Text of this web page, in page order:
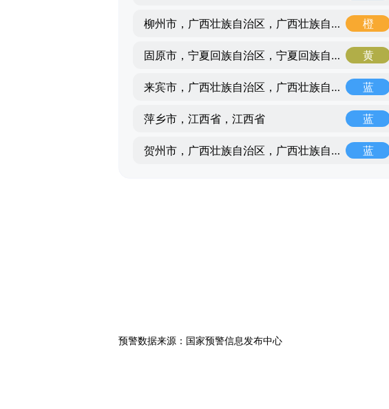
柳州市，广西壮族自治区，广西壮族自治区 橙
固原市，宁夏回族自治区，宁夏回族自治区 黄
来宾市，广西壮族自治区，广西壮族自治区 蓝
萍乡市，江西省，江西省 蓝
贺州市，广西壮族自治区，广西壮族自治区 蓝
预警数据来源：国家预警信息发布中心